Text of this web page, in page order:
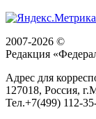
2007-2026 ©
Редакция «
Адрес для
127018, Россия, г.
Тел.+7(499) 112-